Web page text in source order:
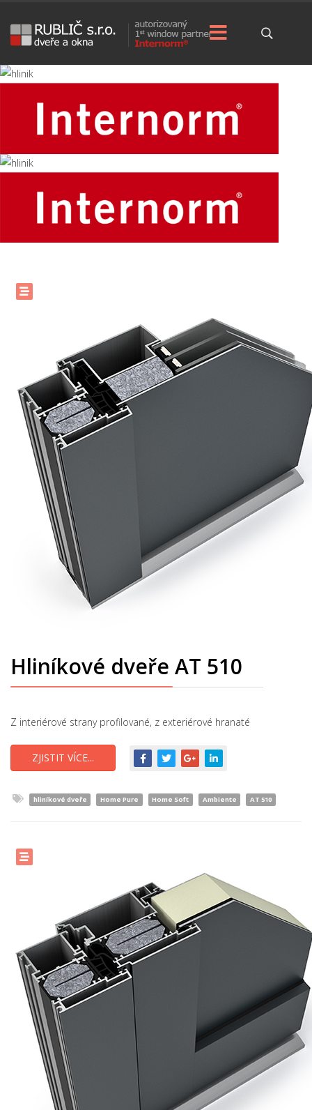
Hliníkové dveře AT 510
Z interiérové strany profilované, z exteriérové hranaté
ZJISTIT VÍCE...
hliníkové dveře Home Pure Home Soft Ambiente AT 510